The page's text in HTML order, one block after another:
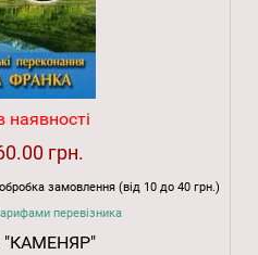
наявності
грн.
замовлення (від 10 до 40 грн.)
перевізника
"КАМЕНЯР"